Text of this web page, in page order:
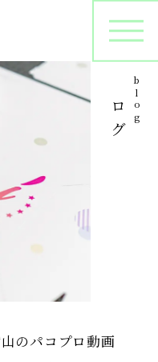
サンプル
ブログblog
のパコプロ動画